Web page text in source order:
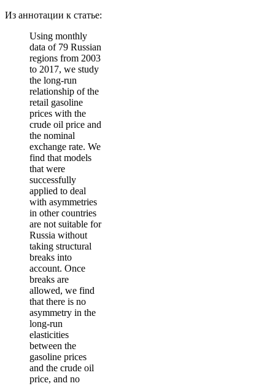
Из аннотации к статье:
Using monthly
data of 79 Russian
regions from 2003
to 2017, we study
the long-run
relationship of the
retail gasoline
prices with the
crude oil price and
the nominal
exchange rate. We
find that models
that were
successfully
applied to deal
with asymmetries
in other countries
are not suitable for
Russia without
taking structural
breaks into
account. Once
breaks are
allowed, we find
that there is no
asymmetry in the
long-run
elasticities
between the
gasoline prices
and the crude oil
price, and no